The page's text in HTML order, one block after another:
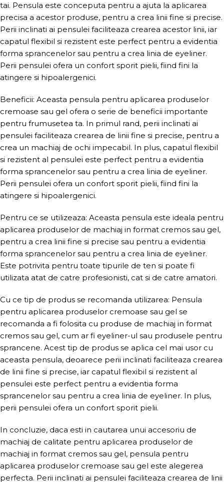
tai. Pensula este conceputa pentru a ajuta la aplicarea
precisa a acestor produse, pentru a crea linii fine si precise.
Perii inclinati ai pensulei faciliteaza crearea acestor linii, iar
capatul flexibil si rezistent este perfect pentru a evidentia
forma sprancenelor sau pentru a crea linia de eyeliner.
Perii pensulei ofera un confort sporit pielii, fiind fini la
atingere si hipoalergenici.
Beneficii: Aceasta pensula pentru aplicarea produselor
cremoase sau gel ofera o serie de beneficii importante
pentru frumusetea ta. In primul rand, perii inclinati ai
pensulei faciliteaza crearea de linii fine si precise, pentru a
crea un machiaj de ochi impecabil. In plus, capatul flexibil
si rezistent al pensulei este perfect pentru a evidentia
forma sprancenelor sau pentru a crea linia de eyeliner.
Perii pensulei ofera un confort sporit pielii, fiind fini la
atingere si hipoalergenici.
Pentru ce se utilizeaza: Aceasta pensula este ideala pentru
aplicarea produselor de machiaj in format cremos sau gel,
pentru a crea linii fine si precise sau pentru a evidentia
forma sprancenelor sau pentru a crea linia de eyeliner.
Este potrivita pentru toate tipurile de ten si poate fi
utilizata atat de catre profesionisti, cat si de catre amatori.
Cu ce tip de produs se recomanda utilizarea: Pensula
pentru aplicarea produselor cremoase sau gel se
recomanda a fi folosita cu produse de machiaj in format
cremos sau gel, cum ar fi eyeliner-ul sau produsele pentru
sprancene. Acest tip de produs se aplica cel mai usor cu
aceasta pensula, deoarece perii inclinati faciliteaza crearea
de linii fine si precise, iar capatul flexibil si rezistent al
pensulei este perfect pentru a evidentia forma
sprancenelor sau pentru a crea linia de eyeliner. In plus,
perii pensulei ofera un confort sporit pielii.
In concluzie, daca esti in cautarea unui accesoriu de
machiaj de calitate pentru aplicarea produselor de
machiaj in format cremos sau gel, pensula pentru
aplicarea produselor cremoase sau gel este alegerea
perfecta. Perii inclinati ai pensulei faciliteaza crearea de linii